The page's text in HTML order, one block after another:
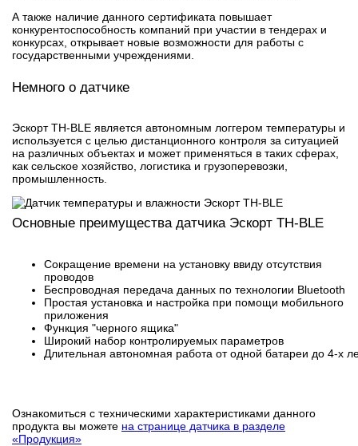
А также наличие данного сертификата повышает
конкурентоспособность компаний при участии в тендерах и
конкурсах, открывает новые возможности для работы с
государственными учреждениями.
Немного о датчике
Эскорт TH-BLE является автономным логгером температуры и
используется с целью дистанционного контроля за ситуацией
на различных объектах и может применяться в таких сферах,
как сельское хозяйство, логистика и грузоперевозки,
промышленность.
Основные преимущества датчика Эскорт TH-BLE
Сокращение времени на установку ввиду отсутствия
проводов
Беспроводная передача данных по технологии Bluetooth
Простая установка и настройка при помощи мобильного
приложения
Функция "черного ящика"
Широкий набор контролируемых параметров
Длительная автономная работа от одной батареи до 4-х
Ознакомиться с техническими характеристиками данного
продукта вы можете на странице датчика в разделе
«Продукция»